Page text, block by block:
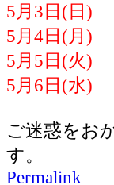
5月3日(日)
5月4日(月)
5月5日(火)
5月6日(水)
ご迷惑をお
す。
Permalink